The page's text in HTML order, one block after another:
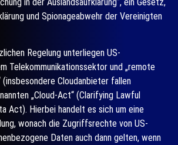
und Spionageabwehr der Vereinigten
Regelung unterliegen US-
Telekommunikationssektor und „remote
Cloudanbieter fallen
„Cloud-Act“ (Clarifying Lawful
Act). Hierbei handelt es sich um eine
wonach die Zugriffsrechte von US-
Daten auch dann gelten, wenn